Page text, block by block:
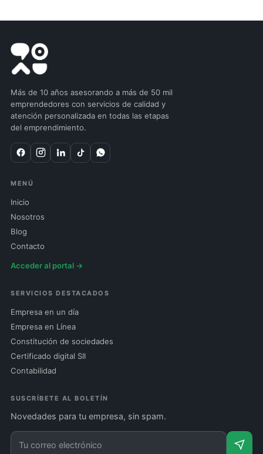
Más de 10 años asesorando a más de 50 mil
emprendedores con servicios de calidad y
atención personalizada en todas las etapas
del emprendimiento.
MENÚ
Inicio
Nosotros
Blog
Contacto
Acceder al portal →
SERVICIOS DESTACADOS
Empresa en un día
Empresa en Línea
Constitución de sociedades
Certificado digital SII
Contabilidad
SUSCRÍBETE AL BOLETÍN
Novedades para tu empresa, sin spam.